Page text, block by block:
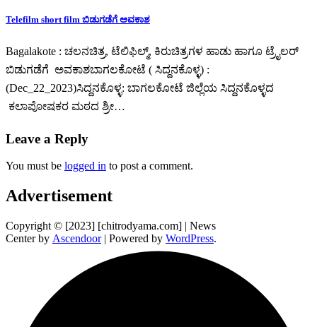
Telefilm short film ಬಿಡುಗಡೆಗೆ ಅವಕಾಶ
Bagalakote : ಚಲನಚಿತ್ರ, ಟೆಲಿಫಿಲ್ಮ್, ಕಿರುಚಿತ್ರಗಳ ಹಾಡು ಹಾಗೂ ಟ್ರೈಲರ್
ಬಿಡುಗಡೆಗೆ ಅವಕಾಶಬಾಗಲಕೋಟೆ ( ಸಿದ್ದನಕೊಳ್ಳ) :
(Dec_22_2023)ಸಿದ್ದನಕೊಳ್ಳ: ಬಾಗಲಕೋಟೆ ಜಿಲ್ಲೆಯ ಸಿದ್ದನಕೊಳ್ಳದ
ಕಲಾಪೋಷಕರ ಮಠದ ಶ್ರೀ…
Leave a Reply
You must be logged in to post a comment.
Advertisement
Copyright © [2023] [chitrodyama.com] | News
Center by Ascendoor| Powered by WordPress.